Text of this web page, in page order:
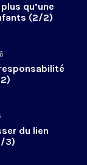
qu’une
(2/2)
du lien
3)